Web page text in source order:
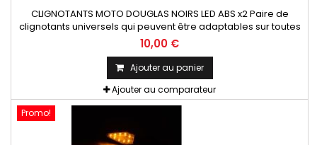
CLIGNOTANTS MOTO DOUGLAS NOIRS LED ABS x2 Paire de
clignotants universels qui peuvent être adaptables sur toutes
motos ou scooters
10,00 €
Ajouter au panier
Ajouter au comparateur
Promo!